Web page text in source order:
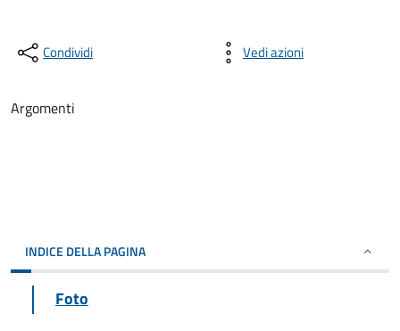
Condividi Vedi azioni
Argomenti
INDICE DELLA PAGINA
Foto